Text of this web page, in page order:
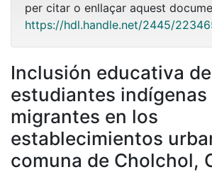
per citar o enllaçar aquest
https://hdl.handle.net/2445/
Inclusión educativa de
estudiantes indígenas
migrantes en los
establecimientos
comuna de Cholchol,